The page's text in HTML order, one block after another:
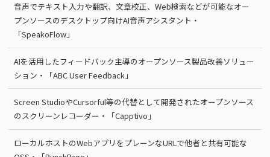
音声でテキスト入力や翻訳、文章校正、Web検索などが可能なオー
プンソースのデスクトップ向けAI音声アシスタント・
「SpeakoFlow」
AIを活用したフィードバック主導のオープンソース製品改善ソリュー
ション・「ABC User Feedback」
Screen StudioやCursorful等の代替として開発されたオープンソース
のスクリーンレコーダー・「Capptivo」
ローカルホストのWebアプリをプレーンなURLで他者と共有可能な